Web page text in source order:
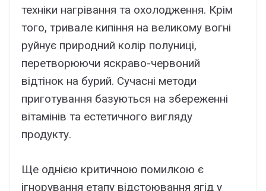
техніки нагрівання та охолодження. Крім
того, тривале кипіння на великому вогні
руйнує природний колір полуниці,
перетворюючи яскраво-червоний
відтінок на бурий. Сучасні методи
приготування базуються на збереженні
вітамінів та естетичного вигляду
продукту.
Ще однією критичною помилкою є
ігнорування етапу відстоювання ягід у